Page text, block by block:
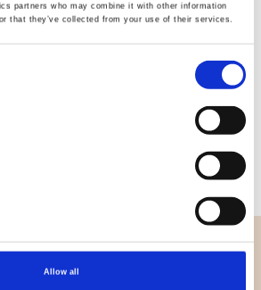
partners who may combine it with other information
that they’ve collected from your use of their services.
Allow all
112,00
100% bomuld
0,152 Kg.